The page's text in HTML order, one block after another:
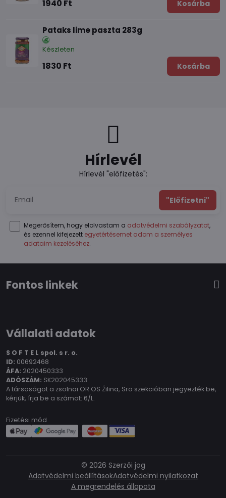
1940 Ft Kosárba
Pataks lime paszta 283g
Készleten
1830 Ft Kosárba
Hírlevél
Hírlevél "előfizetés":
"Előfizetni"
Megerősítem, hogy elolvastam a adatvédelmi szabályzatot,
és ezennel kifejezett egyetértésemet adom a személyes
adataim kezeléséhez.
Fontos linkek
Vállalati adatok
S O F T E L spol. s r. o.
ID: 00692468
ÁFA: 2020450333
ADÓSZÁM: SK202045333
A társaságot a zsolnai OR OS Žilina, Sro szekcióban jegyezték be,
kérjük, írja be a számot: 6/L.
Fizetési mód
© 2026 Szerzői jog
Adatvédelmi beállításokAdatvédelmi nyilatkozat
A megrendelés állapota